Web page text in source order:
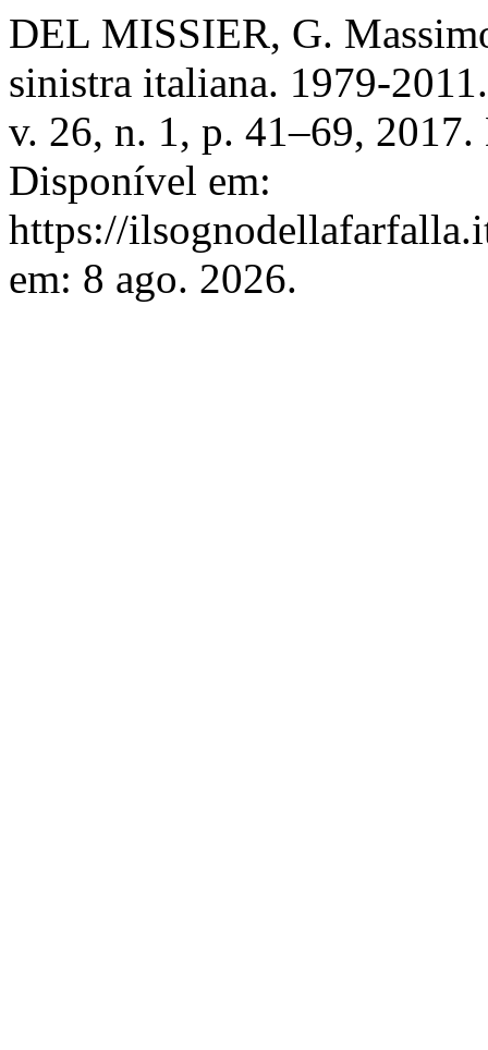
DEL MISSIER, G.
sinistra italiana. 1979-
v. 26, n. 1, p. 41–69,
Disponível em:
https://
em: 8 ago. 2026.